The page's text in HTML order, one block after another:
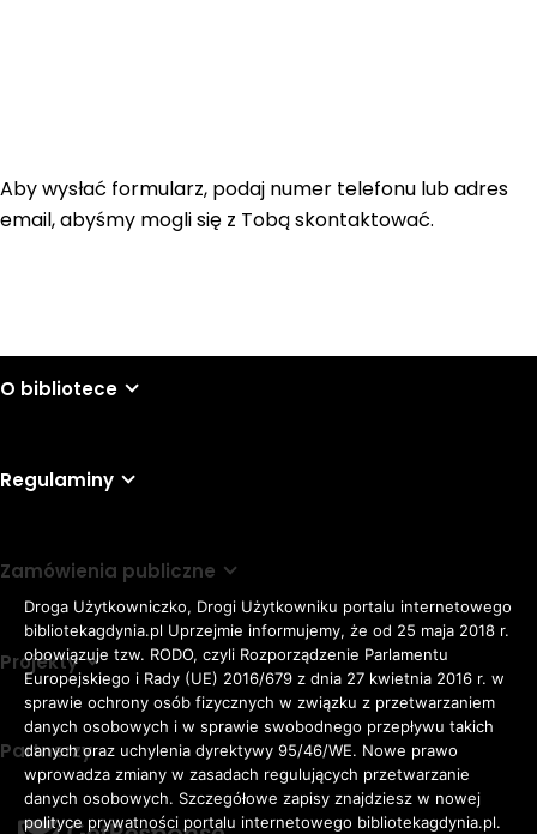
Rozmiar
czcionki
Adomyślna czcionka
Awiększa czcionka
KONTRAST:
ZWIĘKSZ
Aby wysłać formularz, podaj numer telefonu lub adres
email, abyśmy mogli się z Tobą skontaktować.
O bibliotece
Regulaminy
Zamówienia publiczne
Projekty
Partnerzy
Droga Użytkowniczko, Drogi Użytkowniku portalu internetowego
bibliotekagdynia.pl Uprzejmie informujemy, że od 25 maja 2018 r.
obowiązuje tzw. RODO, czyli Rozporządzenie Parlamentu
Europejskiego i Rady (UE) 2016/679 z dnia 27 kwietnia 2016 r. w
sprawie ochrony osób fizycznych w związku z przetwarzaniem
danych osobowych i w sprawie swobodnego przepływu takich
danych oraz uchylenia dyrektywy 95/46/WE. Nowe prawo
wprowadza zmiany w zasadach regulujących przetwarzanie
danych osobowych. Szczegółowe zapisy znajdziesz w nowej
polityce prywatności portalu internetowego bibliotekagdynia.pl.